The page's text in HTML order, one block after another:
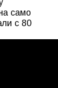
само
с 80